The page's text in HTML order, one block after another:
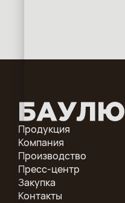
Продукция
Компания
Производство
Пресс-центр
Закупка
Контакты